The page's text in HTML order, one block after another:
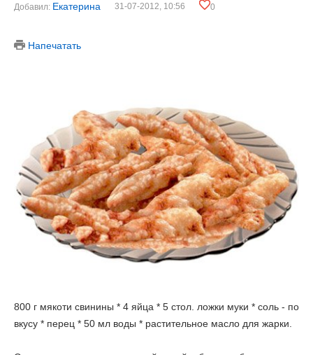
Добавил: Екатерина 31-07-2012, 10:56 0
Напечатать
800 г мякоти свинины * 4 яйца * 5 стол. ложки муки * соль - по
вкусу * перец * 50 мл воды * растительное масло для жарки.